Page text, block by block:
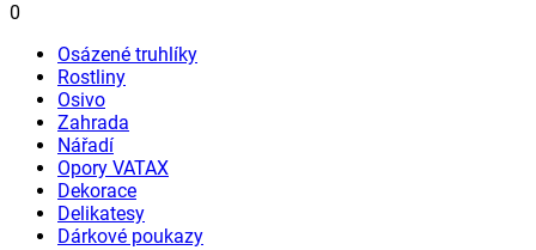
0
Osázené truhlíky
Rostliny
Osivo
Zahrada
Nářadí
Opory VATAX
Dekorace
Delikatesy
Dárkové poukazy